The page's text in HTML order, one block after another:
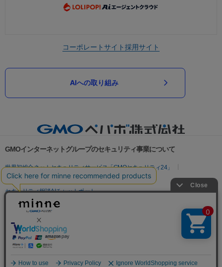
コーポレートサイト採用サイト
AIへの取り組み
GMOインターネットグループのセキュリティ事業について
世界初総合ネットセキュリティサービス「GMOセキュリティ24」
パスワード漏洩診断
Webサイトリスク診断
セキュリティ相談AIチャットボット
実在証明・盗聴対策
サイバー攻撃対策（GMO Flatt Security）
セキュリティ事業の軌跡